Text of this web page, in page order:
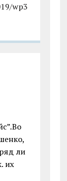
wp3
ли
их